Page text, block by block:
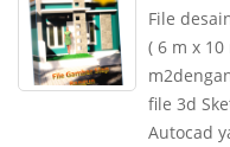
File
( 6 m x
file 3d
Autocad